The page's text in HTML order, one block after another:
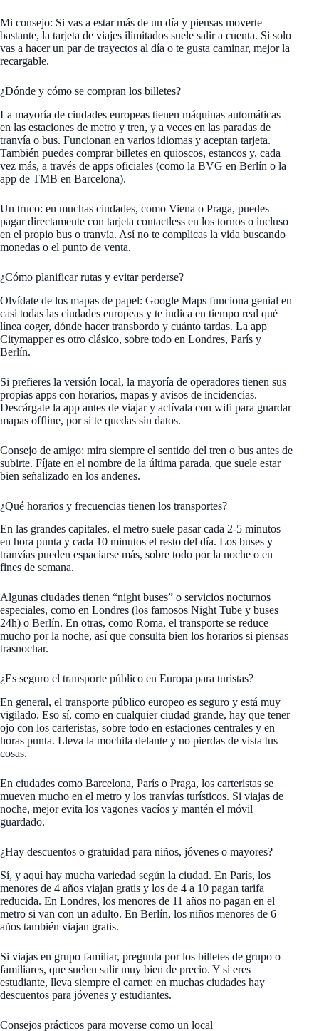
Mi consejo: Si vas a estar más de un día y piensas moverte
bastante, la tarjeta de viajes ilimitados suele salir a cuenta. Si solo
vas a hacer un par de trayectos al día o te gusta caminar, mejor la
recargable.
¿Dónde y cómo se compran los billetes?
La mayoría de ciudades europeas tienen máquinas automáticas
en las estaciones de metro y tren, y a veces en las paradas de
tranvía o bus. Funcionan en varios idiomas y aceptan tarjeta.
También puedes comprar billetes en quioscos, estancos y, cada
vez más, a través de apps oficiales (como la BVG en Berlín o la
app de TMB en Barcelona).
Un truco: en muchas ciudades, como Viena o Praga, puedes
pagar directamente con tarjeta contactless en los tornos o incluso
en el propio bus o tranvía. Así no te complicas la vida buscando
monedas o el punto de venta.
¿Cómo planificar rutas y evitar perderse?
Olvídate de los mapas de papel: Google Maps funciona genial en
casi todas las ciudades europeas y te indica en tiempo real qué
línea coger, dónde hacer transbordo y cuánto tardas. La app
Citymapper es otro clásico, sobre todo en Londres, París y
Berlín.
Si prefieres la versión local, la mayoría de operadores tienen sus
propias apps con horarios, mapas y avisos de incidencias.
Descárgate la app antes de viajar y actívala con wifi para guardar
mapas offline, por si te quedas sin datos.
Consejo de amigo: mira siempre el sentido del tren o bus antes de
subirte. Fíjate en el nombre de la última parada, que suele estar
bien señalizado en los andenes.
¿Qué horarios y frecuencias tienen los transportes?
En las grandes capitales, el metro suele pasar cada 2-5 minutos
en hora punta y cada 10 minutos el resto del día. Los buses y
tranvías pueden espaciarse más, sobre todo por la noche o en
fines de semana.
Algunas ciudades tienen “night buses” o servicios nocturnos
especiales, como en Londres (los famosos Night Tube y buses
24h) o Berlín. En otras, como Roma, el transporte se reduce
mucho por la noche, así que consulta bien los horarios si piensas
trasnochar.
¿Es seguro el transporte público en Europa para turistas?
En general, el transporte público europeo es seguro y está muy
vigilado. Eso sí, como en cualquier ciudad grande, hay que tener
ojo con los carteristas, sobre todo en estaciones centrales y en
horas punta. Lleva la mochila delante y no pierdas de vista tus
cosas.
En ciudades como Barcelona, París o Praga, los carteristas se
mueven mucho en el metro y los tranvías turísticos. Si viajas de
noche, mejor evita los vagones vacíos y mantén el móvil
guardado.
¿Hay descuentos o gratuidad para niños, jóvenes o mayores?
Sí, y aquí hay mucha variedad según la ciudad. En París, los
menores de 4 años viajan gratis y los de 4 a 10 pagan tarifa
reducida. En Londres, los menores de 11 años no pagan en el
metro si van con un adulto. En Berlín, los niños menores de 6
años también viajan gratis.
Si viajas en grupo familiar, pregunta por los billetes de grupo o
familiares, que suelen salir muy bien de precio. Y si eres
estudiante, lleva siempre el carnet: en muchas ciudades hay
descuentos para jóvenes y estudiantes.
Consejos prácticos para moverse como un local